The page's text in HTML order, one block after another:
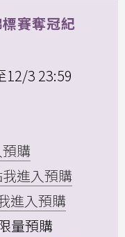
賽奪冠紀
12/3 23:59
購
進入預購
進入預購
量預購